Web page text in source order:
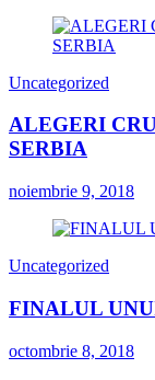
Uncategorized
ALEGERI
SERBIA
noiembrie 9, 2018
Uncategorized
FINALUL
octombrie 8, 2018